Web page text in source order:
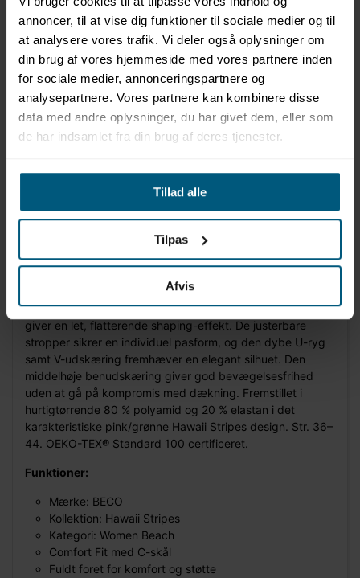
annoncer, til at vise dig funktioner til sociale medier og til
at analysere vores trafik. Vi deler også oplysninger om
din brug af vores hjemmeside med vores partnere inden
for sociale medier, annonceringspartnere og
analysepartnere. Vores partnere kan kombinere disse
data med andre oplysninger, du har givet dem, eller som
de har indsamlet fra din brug af deres tjenester.
Tillad alle
Tilpas
Afvis
Produktinformation
BECO Hawaii Stripes Classic V-Neck er en feminin
badedragt med fokus på komfort og støtte. Modellen er i
sikkert hold i vandet. Indsyede soft cups og elastisk støtte
under barmen former naturligt, mens Power Mesh i fronten
giver en let, flatterende shaping-effekt. De justerbare
stropper sikrer en individuel pasform, og den dybe U-ryg
samt V-udskæring fremhæver en elegant silhuet. Den
middelhøje benudskæring giver god bevægelsesfrihed
uden at gå på kompromis med dækning. Fremstillet i
hurtigtørrende 80 % polyamid og 20 % elastan i det
karakteristiske pink/grønne Hawaii Stripes design. Str. 36–
44. OEKO-TEX® Standard 100 certificeret.
Funktioner:
Mærke: BECO
Kollektion: Hawaii Stripes
Kategori: Women Beach
Comfort Fit med C-skål
Fuldt foret for komfort og støtte